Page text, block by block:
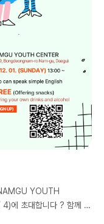
YOUTH
대합니다 ? 함께 노